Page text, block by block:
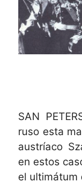
SAN
ruso esta
austríaco
en estos
el ultimátum